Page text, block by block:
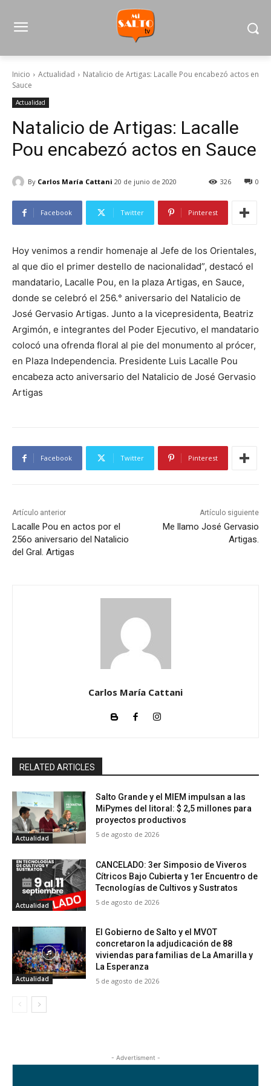
Inicio Actualidad
Natalicio de Artigas: Lacalle Pou encabezó actos en
Sauce
Actualidad
Natalicio de Artigas: Lacalle
Pou encabezó actos en Sauce
By Carlos María Cattani 20 de junio de 2020 0
326
Facebook Twitter Pinterest
Hoy venimos a rendir homenaje al Jefe de los Orientales,
al que dio el primer destello de nacionalidad”, destacó el
mandatario, Lacalle Pou, en la plaza Artigas, en Sauce,
donde se celebró el 256.° aniversario del Natalicio de
José Gervasio Artigas. Junto a la vicepresidenta, Beatriz
Argimón, e integrantes del Poder Ejecutivo, el mandatario
colocó una ofrenda floral al pie del monumento al prócer,
en Plaza Independencia. Presidente Luis Lacalle Pou
encabeza acto aniversario del Natalicio de José Gervasio
Artigas
Facebook Twitter Pinterest
Artículo anterior
Lacalle Pou en actos por el
256o aniversario del Natalicio
del Gral. Artigas
Artículo siguiente
Me llamo José Gervasio
Artigas.
Carlos María Cattani
RELATED ARTICLES
Actualidad
Salto Grande y el MIEM impulsan a las
MiPymes del litoral: $ 2,5 millones para
proyectos productivos
5 de agosto de 2026
Actualidad
CANCELADO: 3er Simposio de Viveros
Cítricos Bajo Cubierta y 1er Encuentro de
Tecnologías de Cultivos y Sustratos
5 de agosto de 2026
Actualidad
El Gobierno de Salto y el MVOT
concretaron la adjudicación de 88
viviendas para familias de La Amarilla y
La Esperanza
5 de agosto de 2026
- Advertisment -